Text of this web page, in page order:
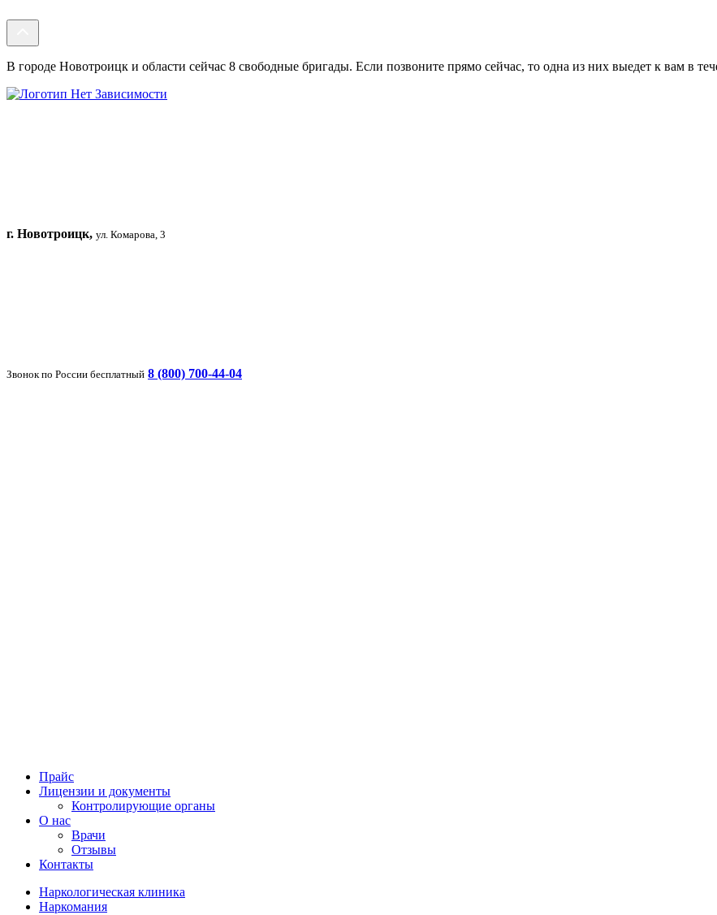
В городе Новотроицк и области сейчас 8 свободные бригады. Если позвоните прямо сейчас, то одна из них выедет к вам в
г. Новотроицк, ул. Комарова, 3
Звонок по России бесплатный 8 (800) 700-44-04
Прайс
Лицензии и документы
Контролирующие органы
О нас
Врачи
Отзывы
Контакты
Наркологическая клиника
Наркомания